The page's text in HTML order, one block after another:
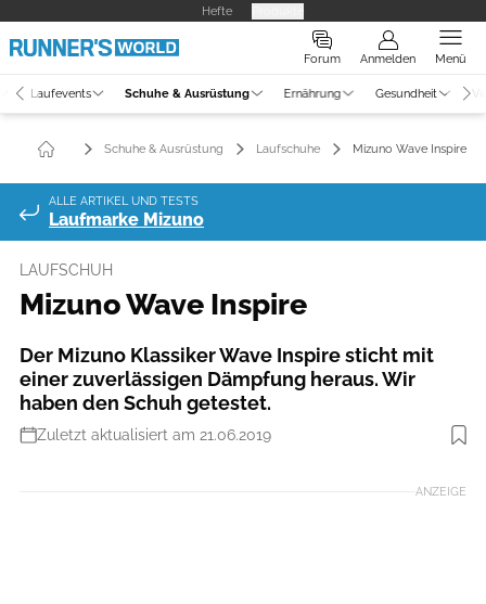
Hefte
Forum Anmelden Menü
Laufevents Schuhe & Ausrüstung Ernährung Gesundheit
Schuhe & Ausrüstung Laufschuhe Mizuno Wave Inspire
ALLE ARTIKEL UND TESTS
Laufmarke Mizuno
LAUFSCHUH
Mizuno Wave Inspire
Der Mizuno Klassiker Wave Inspire sticht mit
einer zuverlässigen Dämpfung heraus. Wir
haben den Schuh getestet.
Zuletzt aktualisiert am 21.06.2019
ANZEIGE